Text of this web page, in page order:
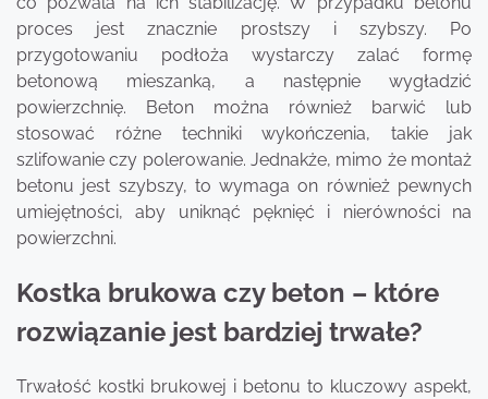
proces jest znacznie prostszy i szybszy. Po
przygotowaniu podłoża wystarczy zalać formę
betonową mieszanką, a następnie wygładzić
powierzchnię. Beton można również barwić lub
stosować różne techniki wykończenia, takie jak
szlifowanie czy polerowanie. Jednakże, mimo że montaż
betonu jest szybszy, to wymaga on również pewnych
umiejętności, aby uniknąć pęknięć i nierówności na
powierzchni.
Kostka brukowa czy beton – które
rozwiązanie jest bardziej trwałe?
Trwałość kostki brukowej i betonu to kluczowy aspekt,